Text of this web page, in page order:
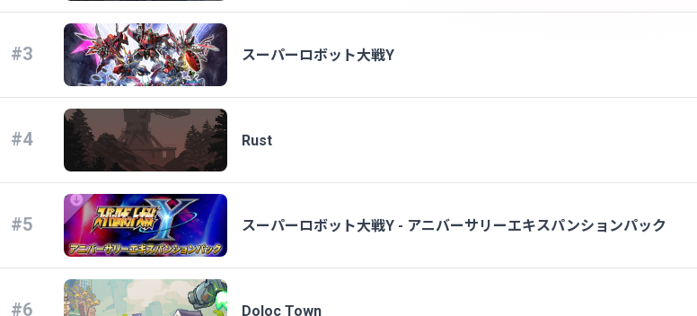
#3 スーパーロボット大戦Y
#4 Rust
#5 スーパーロボット大戦Y - アニバーサリーエキスパンションパック
#6 Doloc Town